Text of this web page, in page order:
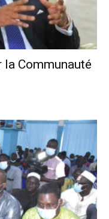
la Communauté